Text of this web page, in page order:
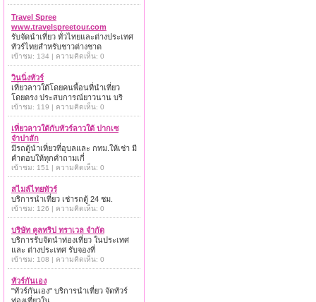
Travel Spree
www.travelspreetour.com
รับจัดนำเที่ยว ทั่วไทยและต่างประเทศ
ทัวร์ไทยสำหรับชาวต่างชาต
เข้าชม: 134 | ความคิดเห็น: 0
วินนิ่งทัวร์
เที่ยวลาวใต้โดยคนพื้อนที่นำเที่ยว
โดยตรง ประสบการณ์ยาวนาน บริ
เข้าชม: 119 | ความคิดเห็น: 0
เที่ยวลาวใต้กับทัวร์ลาวใต้ ปากเซ
จำปาสัก
มีรถตู้นำเที่ยวที่อุบลและ กทม.ให้เช่า มี
คำตอบให้ทุกคำถามเกี่
เข้าชม: 151 | ความคิดเห็น: 0
สไมล์ไทยทัวร์
บริการนำเที่ยว เช่ารถตู้ 24 ชม.
เข้าชม: 126 | ความคิดเห็น: 0
บริษัท คูลทริป ทราเวล จำกัด
บริการรับจัดนำท่องเที่ยว ในประเทศ
และ ต่างประเทศ รับจองที่
เข้าชม: 108 | ความคิดเห็น: 0
ทัวร์กันเอง
"ทัวร์กันเอง" บริการนำเที่ยว จัดทัวร์